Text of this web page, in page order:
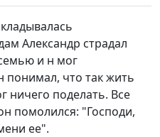
Васенёв,
Васенёв,
#103
Александр страдал
и н мог
понимал, что так жить
ничего поделать. Все
помолился: "Господи,
ее".